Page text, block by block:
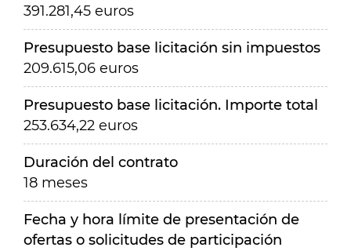
391.281,45 euros
Presupuesto base licitación sin impuestos
209.615,06 euros
Presupuesto base licitación. Importe total
253.634,22 euros
Duración del contrato
18 meses
Fecha y hora límite de presentación de
ofertas o solicitudes de participación